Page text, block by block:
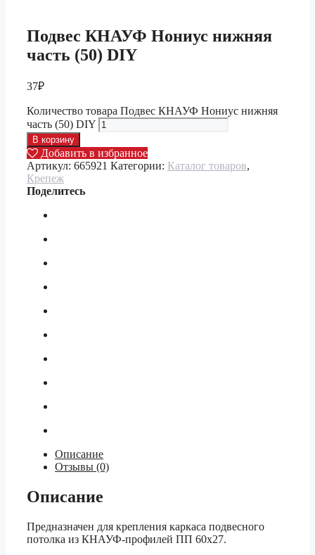
Подвес КНАУФ Нониус нижняя
часть (50) DIY
37₽
Количество товара Подвес КНАУФ Нониус нижняя
часть (50) DIY
В корзину
Добавить в избранное
Артикул: 665921 Категории: Каталог товаров,
Крепеж
Поделитесь
Описание
Отзывы (0)
Описание
Предназначен для крепления каркаса подвесного
потолка из КНАУФ-профилей ПП 60х27.